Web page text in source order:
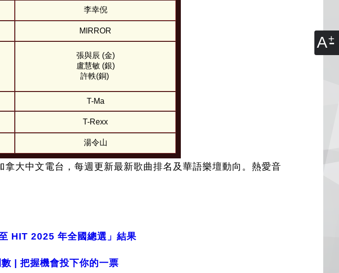
A
李幸倪
MIRROR
張與辰 (金)
盧慧敏 (銀)
許軼(銅)
T-Ma
T-Rexx
湯令山
大中文電台，每週更新最新歌曲排名及華語樂壇動向。熱愛音
HIT 2025 年全國總選」結果
| 把握機會投下你的一票